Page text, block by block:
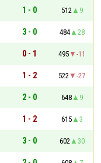
1 - 0 512
9
3 - 0 484
28
0 - 1 495
-11
1 - 2 522
-27
2 - 0 648
9
1 - 2 615
3
3 - 0 602
30